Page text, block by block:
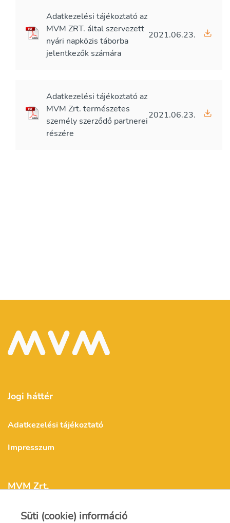
Adatkezelési tájékoztató az
MVM ZRT. által szervezett
nyári napközis táborba
jelentkezők számára
2021.06.23.
Adatkezelési tájékoztató az
MVM Zrt. természetes
személy szerződő partnerei
részére
2021.06.23.
Jogi háttér
Adatkezelési tájékoztató
Impresszum
MVM Zrt.
Süti (cookie) információ